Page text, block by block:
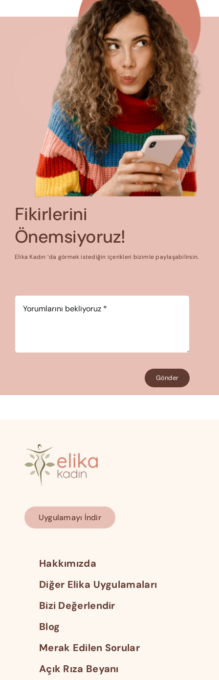
Fikirlerini
Önemsiyoruz!
Elika Kadın ‘da görmek istediğin içerikleri bizimle paylaşabilirsin.
Gönder
Uygulamayı İndir
Hakkımızda
Diğer Elika Uygulamaları
Bizi Değerlendir
Blog
Merak Edilen Sorular
Açık Rıza Beyanı